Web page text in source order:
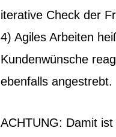
iterative Check der
4) Agiles Arbeiten
Kundenwünsche
ebenfalls angestrebt.
ACHTUNG: Damit